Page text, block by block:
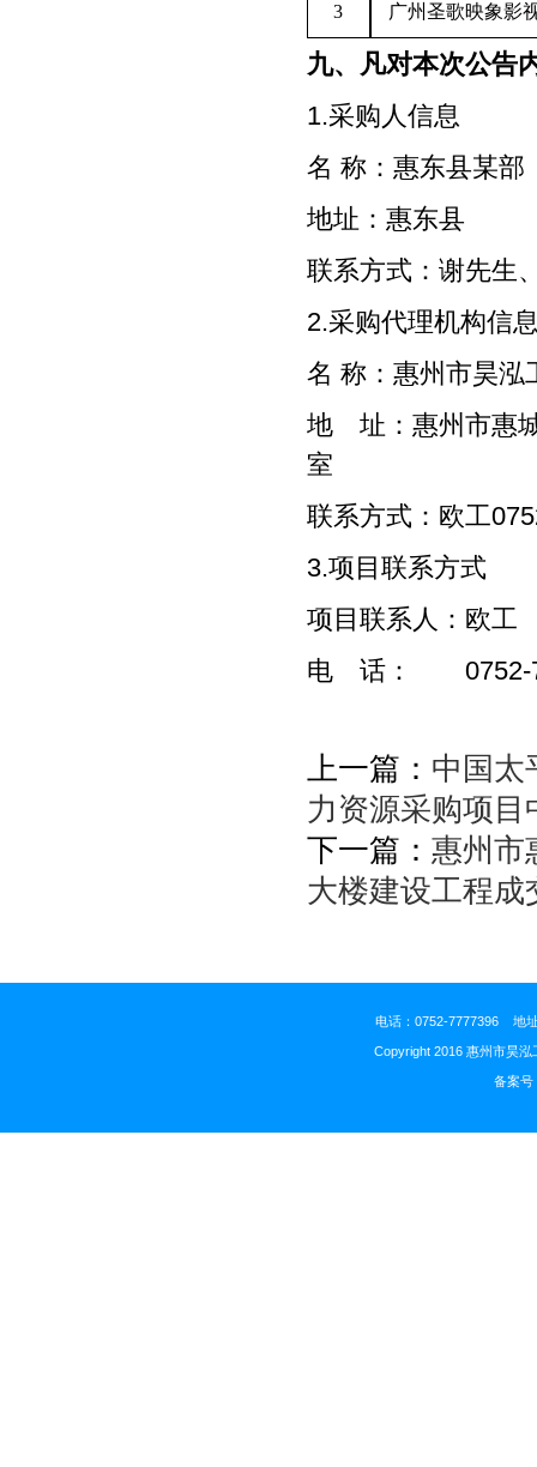
3 广州圣歌映象影
九、凡对本次公告
1.采购人信息
名 称：惠东
地址：
联系方式：谢先生
2.采购代理机构信
名 称：惠
地 址：惠州市惠
联系方式：欧工
3.项目联系方式
项目联系人：欧工
电 话：
上一篇： 中国太
力资源采购项目
下一篇： 惠州市
大楼建设工程成
电话：0752-7777396 地
Copyright 2016 惠州市昊
备案号